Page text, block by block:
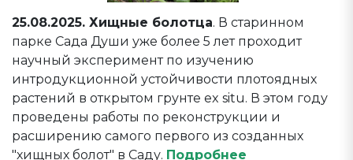
25.08.2025. Хищные болотца. В старинном
парке Сада Души уже более 5 лет проходит
научный эксперимент по изучению
интродукционной устойчивости плотоядных
растений в открытом грунте ex situ. В этом году
проведены работы по реконструкции и
расширению самого первого из созданных
"хищных болот" в Саду. Подробнее